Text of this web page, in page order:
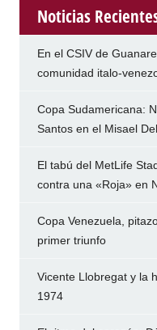
Noticias
En el CSIV de
comunidad italo-
Copa Sudamericana:
Santos en el Misael
El tabú del MetLife
contra una «Roja» en
Copa Venezuela,
primer triunfo
Vicente Llobregat y la
1974